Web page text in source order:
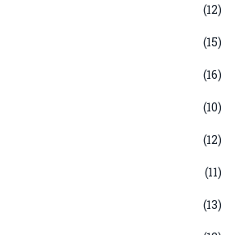
(12)
(15)
(16)
(10)
(12)
(11)
(13)